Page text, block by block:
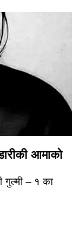
आमाको
गुल्मी – १ का